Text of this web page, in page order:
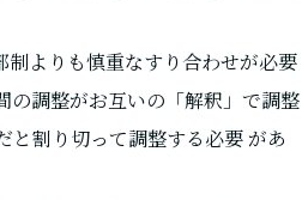
制よりも慎重なすり合わせが必要
の調整がお互いの「解釈」で調整
と割り切って調整する必要 があ